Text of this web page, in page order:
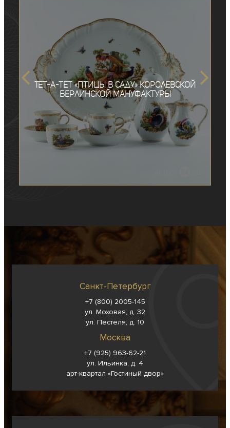
Тет-а-тет «Птицы в саду» Королевской
Берлинской мануфактуры
Санкт-Петербург
+7 (800) 2005-145
ул. Моховая, д. 32
ул. Пестеля, д. 10
Москва
+7 (925) 963-62-21
ул. Ильинка, д. 4
арт-квартал «Гостиный двор»